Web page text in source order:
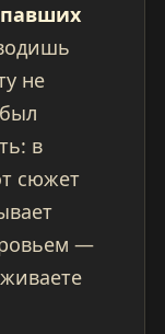
не
в
сюжет
—